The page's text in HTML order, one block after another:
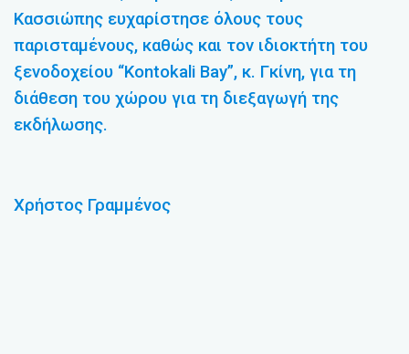
Κασσιώπης ευχαρίστησε όλους τους
παρισταμένους, καθώς και τον ιδιοκτήτη του
ξενοδοχείου “Kontokali Bay”, κ. Γκίνη, για τη
διάθεση του χώρου για τη διεξαγωγή της
εκδήλωσης.
Χρήστος Γραμμένος